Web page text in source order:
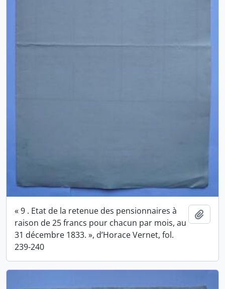
« 9 . Etat de la retenue des pensionnaires à
raison de 25 francs pour chacun par mois, au
31 décembre 1833. », d’Horace Vernet, fol.
239-240